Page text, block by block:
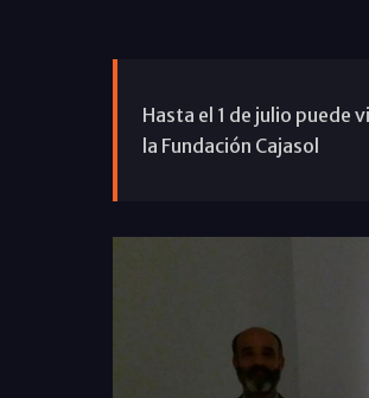
Hasta el 1 de julio puede
la Fundación Cajasol